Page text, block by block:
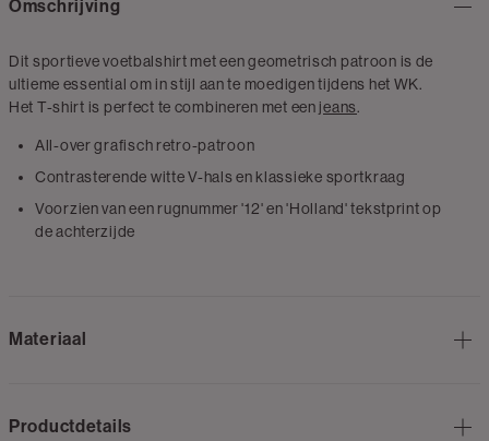
Omschrijving
Dit sportieve voetbalshirt met een geometrisch patroon is de
ultieme essential om in stijl aan te moedigen tijdens het WK.
Het T-shirt is perfect te combineren met een jeans.
All-over grafisch retro-patroon
Contrasterende witte V-hals en klassieke sportkraag
Voorzien van een rugnummer '12' en 'Holland' tekstprint op
de achterzijde
Materiaal
Productdetails